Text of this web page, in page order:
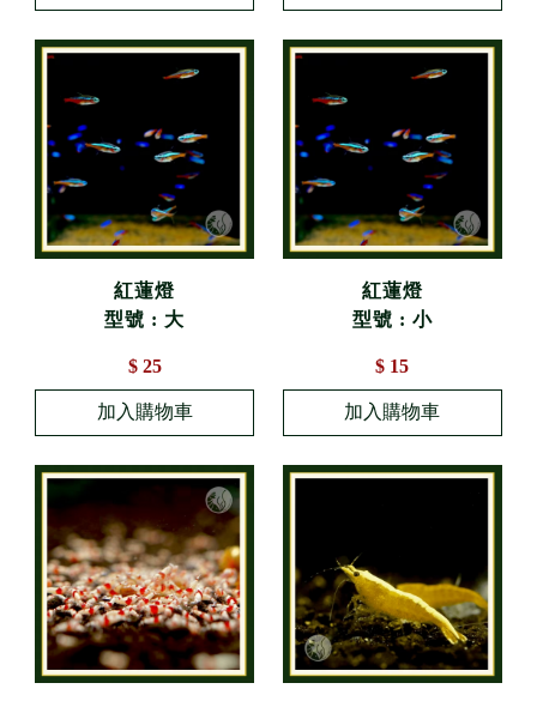
紅蓮燈
型號 : 大
$ 25
紅蓮燈
型號 : 小
$ 15